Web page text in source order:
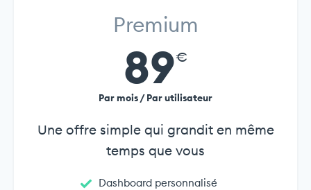
Premium
89€
Par mois / Par utilisateur
Une offre simple qui grandit en même
temps que vous
Dashboard personnalisé